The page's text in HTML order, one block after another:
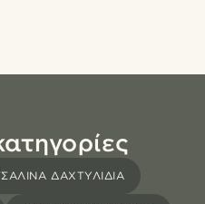
ΔΑΧΤΥΛΊΔΙΑ